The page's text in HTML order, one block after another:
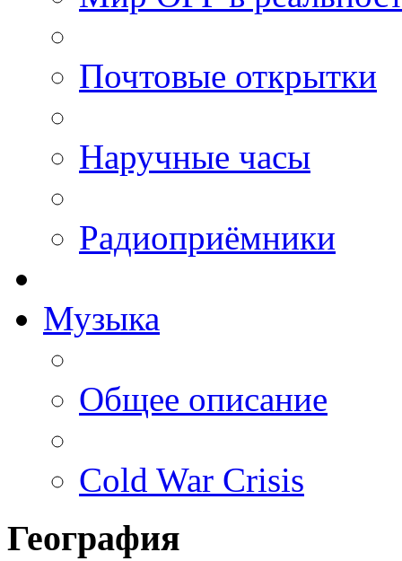
Почтовые открытки
Наручные часы
Радиоприёмники
Музыка
Общее описание
Cold War Crisis
География